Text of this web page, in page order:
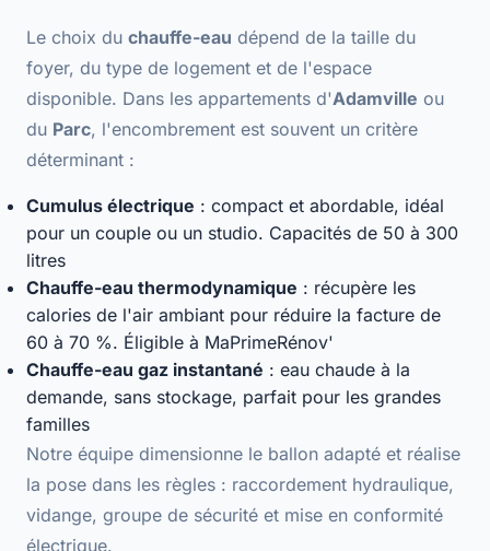
Le choix du chauffe-eau dépend de la taille du
foyer, du type de logement et de l'espace
disponible. Dans les appartements d'Adamville ou
du Parc, l'encombrement est souvent un critère
déterminant :
Cumulus électrique : compact et abordable, idéal
pour un couple ou un studio. Capacités de 50 à 300
litres
Chauffe-eau thermodynamique : récupère les
calories de l'air ambiant pour réduire la facture de
60 à 70 %. Éligible à MaPrimeRénov'
Chauffe-eau gaz instantané : eau chaude à la
demande, sans stockage, parfait pour les grandes
familles
Notre équipe dimensionne le ballon adapté et réalise
la pose dans les règles : raccordement hydraulique,
vidange, groupe de sécurité et mise en conformité
électrique.